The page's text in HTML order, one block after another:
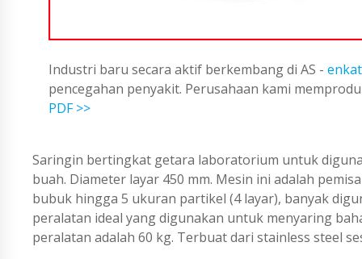
Industri baru secara aktif berkembang di AS -
pencegahan penyakit. Perusahaan kami
PDF >>
Saringin bertingkat getara laboratorium untuk
buah. Diameter layar 450 mm. Mesin ini adalah
bubuk hingga 5 ukuran partikel (4 layar), banyak
peralatan ideal yang digunakan untuk menyaring
peralatan adalah 60 kg. Terbuat dari stainless steel